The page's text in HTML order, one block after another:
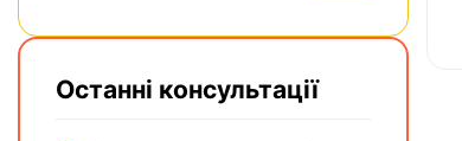
Останні консультації